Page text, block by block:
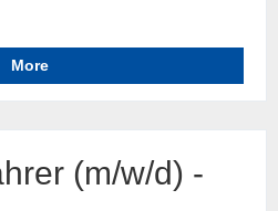
More
(m/w/d) -